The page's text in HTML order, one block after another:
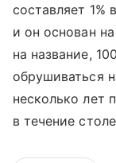
составляет 1%
и он основан
на название,
обрушиваться
несколько лет
в течение